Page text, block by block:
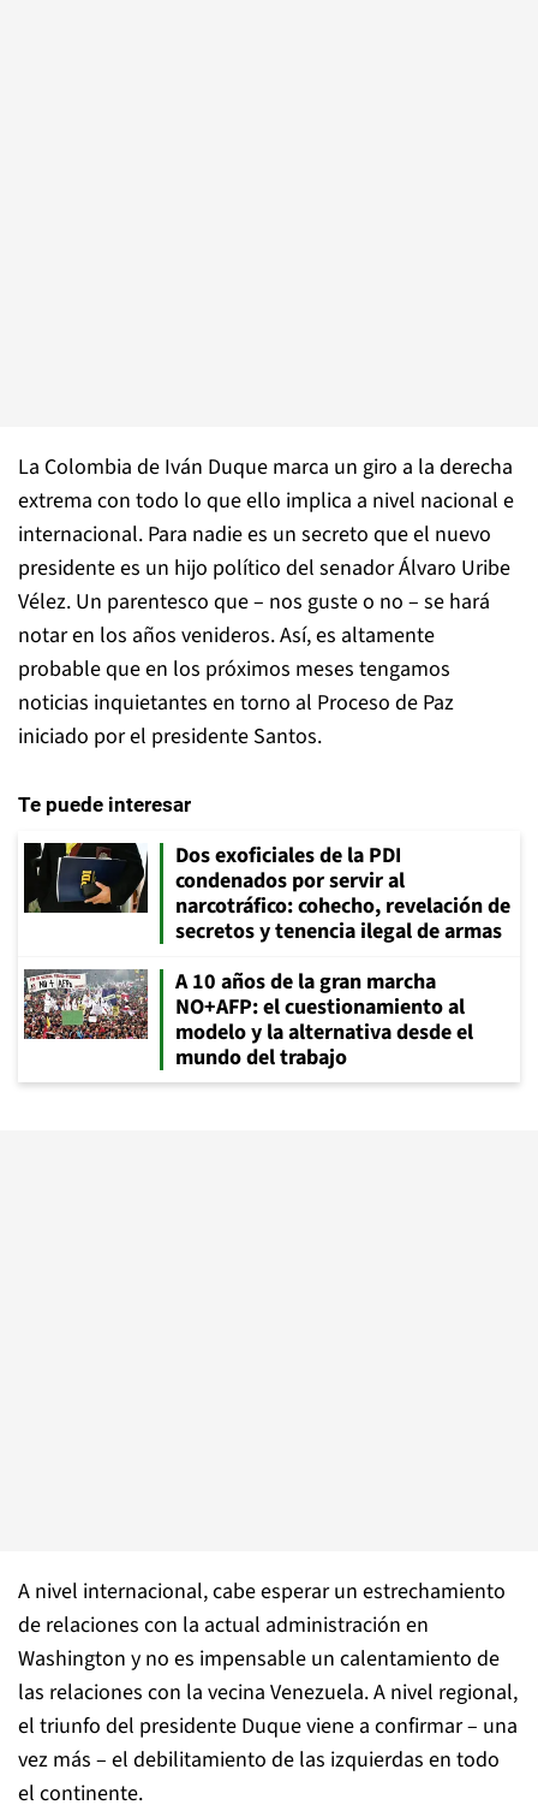
La Colombia de Iván Duque marca un giro a la derecha
extrema con todo lo que ello implica a nivel nacional e
internacional. Para nadie es un secreto que el nuevo
presidente es un hijo político del senador Álvaro Uribe
Vélez. Un parentesco que – nos guste o no – se hará
notar en los años venideros. Así, es altamente
probable que en los próximos meses tengamos
noticias inquietantes en torno al Proceso de Paz
iniciado por el presidente Santos.
Te puede interesar
Dos exoficiales de la PDI
condenados por servir al
narcotráfico: cohecho, revelación de
secretos y tenencia ilegal de armas
A 10 años de la gran marcha
NO+AFP: el cuestionamiento al
modelo y la alternativa desde el
mundo del trabajo
A nivel internacional, cabe esperar un estrechamiento
de relaciones con la actual administración en
Washington y no es impensable un calentamiento de
las relaciones con la vecina Venezuela. A nivel regional,
el triunfo del presidente Duque viene a confirmar – una
vez más – el debilitamiento de las izquierdas en todo
el continente.